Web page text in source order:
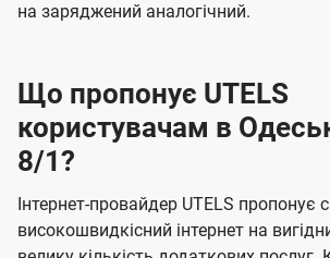
на заряджений аналогічний.
Що пропонує UTELS
користувачам в
8/1?
Інтернет-провайдер UTELS пропонує
високошвидкісний інтернет на